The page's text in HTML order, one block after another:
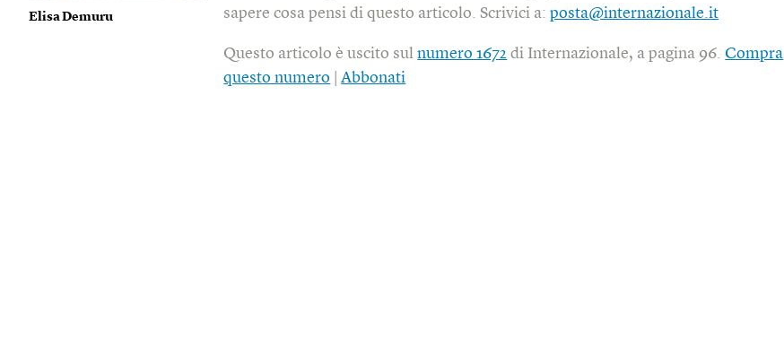
Elisa Demuru
sapere cosa pensi di questo articolo. Scrivici a:posta@internazionale.it
Questo articolo è uscito sulnumero 1672 di Internazionale, a pagina 96.Compra
questo numero |Abbonati